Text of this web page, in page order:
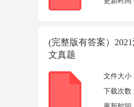
(完整版有答案）
文真题
文件大小
下载次数